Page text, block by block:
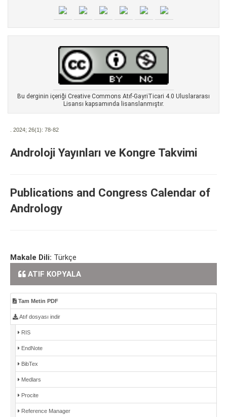
Bu derginin içeriği Creative Commons Atıf-GayriTicari 4.0 Uluslararası
Lisansı kapsamında lisanslanmıştır.
. 2024; 26(1): 78-82
Androloji Yayınları ve Kongre Takvimi
Publications and Congress Calendar of
Andrology
Makale Dili: Türkçe
ATIF KOPYALA
Tam Metin PDF
Atıf dosyası indir
RIS
EndNote
BibTex
Medlars
Procite
Reference Manager